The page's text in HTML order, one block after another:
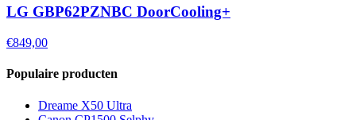
LG GBP62PZNBC DoorCooling+
€849,00
Populaire producten
Dreame X50 Ultra